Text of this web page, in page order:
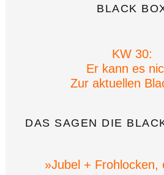
BLACK
KW 30:
Er kann es
Zur aktuellen
DAS SAGEN DIE
»Jubel + Frohlocken,